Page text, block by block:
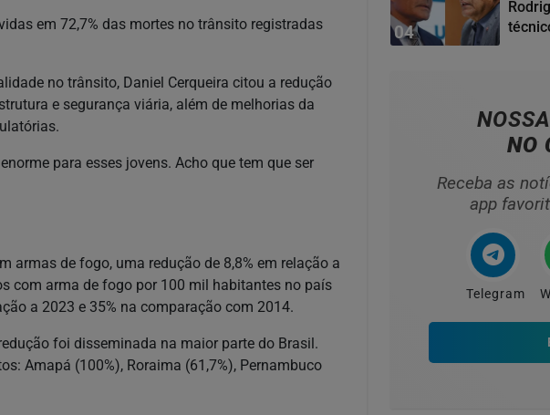
em 72,7% das mortes no trânsito registradas
no trânsito, Daniel Cerqueira citou a redução
e segurança viária, além de melhorias da
para esses jovens. Acho que tem que ser
armas de fogo, uma redução de 8,8% em relação a
com arma de fogo por 100 mil habitantes no país
a 2023 e 35% na comparação com 2014.
foi disseminada na maior parte do Brasil.
Amapá (100%), Roraima (61,7%), Pernambuco
04
NO
Receba as
app
Telegram